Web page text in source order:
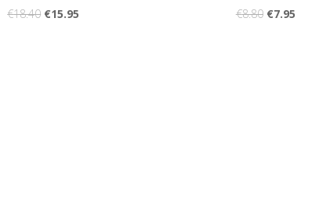
€18.40 €15.95 €8.80 €7.95